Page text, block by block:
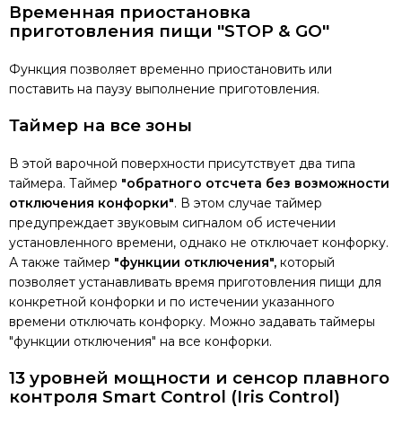
Временная приостановка
приготовления пищи "STOP & GO"
Функция позволяет временно приостановить или
поставить на паузу выполнение приготовления.
Таймер на все зоны
В этой варочной поверхности присутствует два типа
таймера. Таймер "обратного отсчета без возможности
отключения конфорки". В этом случае таймер
предупреждает звуковым сигналом об истечении
установленного времени, однако не отключает конфорку.
А также таймер "функции отключения", который
позволяет устанавливать время приготовления пищи для
конкретной конфорки и по истечении указанного
времени отключать конфорку. Можно задавать таймеры
"функции отключения" на все конфорки.
13 уровней мощности и сенсор плавного
контроля Smart Control (Iris Control)